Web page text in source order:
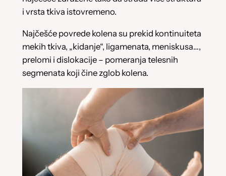
i vrsta tkiva istovremeno.
Najčešće povrede kolena su prekid kontinuiteta
mekih tkiva, „kidanje“, ligamenata, meniskusa…,
prelomi i dislokacije – pomeranja telesnih
segmenata koji čine zglob kolena.